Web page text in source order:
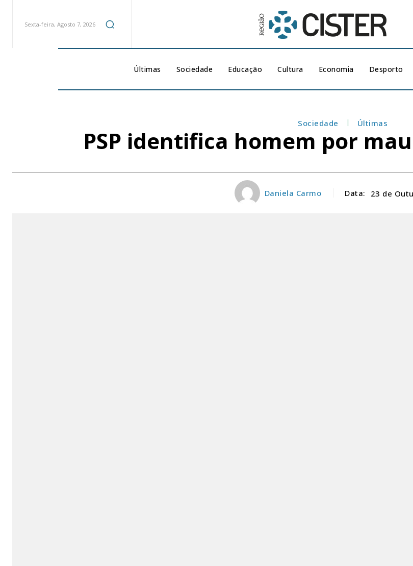
Sexta-feira, Agosto 7, 2026
Últimas Sociedade Educação Cultura Economia Desporto
Sociedade Últimas
PSP identifica homem por
Daniela Carmo Data: 23 de